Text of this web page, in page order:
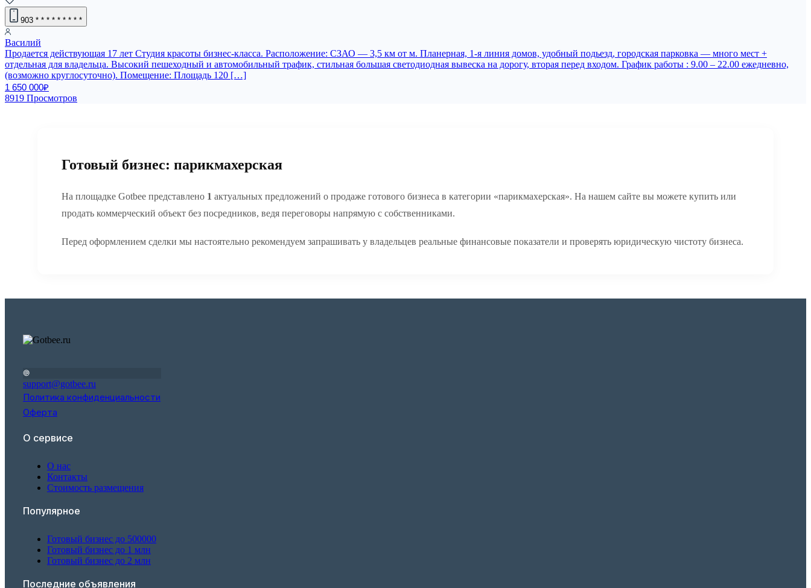
903 * * * * * * * * *
Василий
Продается действующая 17 лет Студия красоты бизнес-класса. Расположение: СЗАО — 3,5 км от м. Планерная, 1-я линия домов, удобный подьезд, городская парковка — много мест +
отдельная для владельца. Высокий пешеходный и автомобильный трафик, стильная большая светодиодная вывеска на дорогу, вторая перед входом. График работы : 9.00 – 22.00 ежедневно,
(возможно круглосуточно). Помещение: Площадь 120 […]
1 650 000₽
8919 Просмотров
Готовый бизнес: парикмахерская
На площадке Gotbee представлено 1 актуальных предложений о продаже готового бизнеса в категории «парикмахерская». На нашем сайте вы можете купить или
продать коммерческий объект без посредников, ведя переговоры напрямую с собственниками.
Перед оформлением сделки мы настоятельно рекомендуем запрашивать у владельцев реальные финансовые показатели и проверять юридическую чистоту бизнеса.
support@gotbee.ru
Политика конфиденциальности
Оферта
О сервисе
О нас
Контакты
Стоимость размещения
Популярное
Готовый бизнес до 500000
Готовый бизнес до 1 млн
Готовый бизнес до 2 млн
Последние объявления